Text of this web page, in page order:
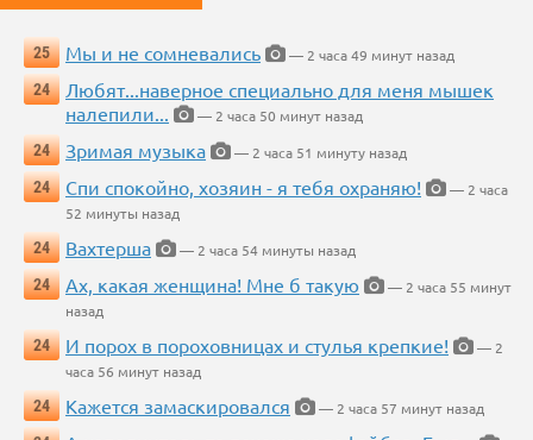
25 Мы и не сомневались
— 2 часа 49 минут назад
24
Любят...наверное специально для меня мышек
налепили...
— 2 часа 50 минут назад
24
Зримая музыка
— 2 часа 51 минуту назад
24
Спи спокойно, хозяин - я тебя охраняю!
— 2 часа
52 минуты назад
24
Вахтерша
— 2 часа 54 минуты назад
24
Ах, какая женщина! Мне б такую
— 2 часа 55 минут
назад
24
И порох в пороховницах и стулья крепкие!
— 2
часа 56 минут назад
24
Кажется замаскировался
— 2 часа 57 минут назад